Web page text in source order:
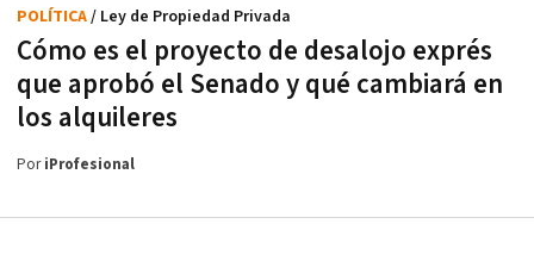
Cómo es el proyecto de desalojo exprés
que aprobó el Senado y qué cambiará en
los alquileres
POLÍTICA/ Ley de Propiedad Privada
PoriProfesional